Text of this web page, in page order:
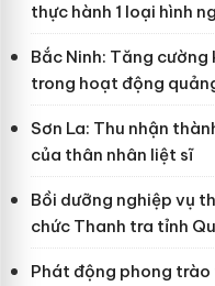
thực hành 1 loại hình
Bắc Ninh: Tăng
trong hoạt động
Sơn La: Thu nhận
của thân nhân liệt sĩ
Bồi dưỡng nghiệp vụ
chức Thanh tra tỉnh
Phát động phong trào